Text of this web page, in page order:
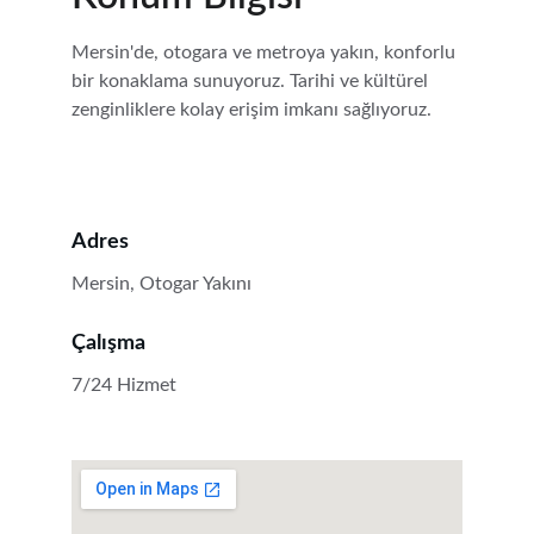
Mersin'de, otogara ve metroya yakın, konforlu
bir konaklama sunuyoruz. Tarihi ve kültürel
zenginliklere kolay erişim imkanı sağlıyoruz.
Adres
Mersin, Otogar Yakını
Çalışma
7/24 Hizmet